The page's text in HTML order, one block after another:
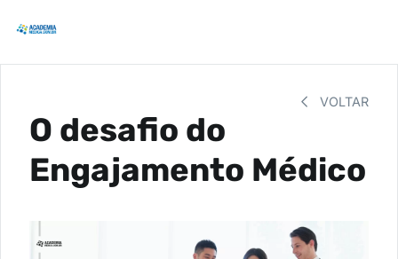
VOLTAR
O desafio do
Engajamento Médico